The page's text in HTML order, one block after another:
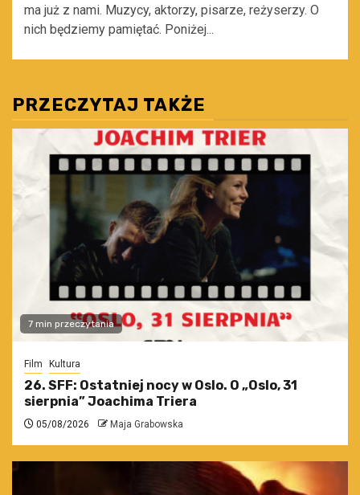
ma już z nami. Muzycy, aktorzy, pisarze, reżyserzy. O
nich będziemy pamiętać. Poniżej...
PRZECZYTAJ TAKŻE
7 min przeczytania
Film Kultura
26. SFF: Ostatniej nocy w Oslo. O „Oslo, 31
sierpnia” Joachima Triera
05/08/2026 Maja Grabowska